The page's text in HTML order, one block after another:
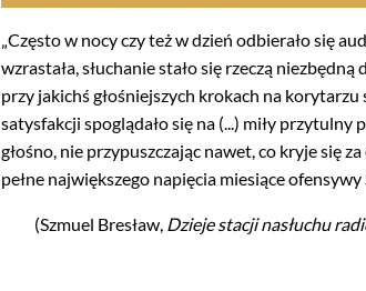
„Często w nocy czy też w dzień odbierało się
wzrastała, słuchanie stało się rzeczą
przy jakichś głośniejszych krokach na
satysfakcji spoglądało się na (...) miły
głośno, nie przypuszczając nawet, co kryje się
pełne największego napięcia miesiące ofensywy
(Szmuel Bresław, Dzieje stacji nasłuchu